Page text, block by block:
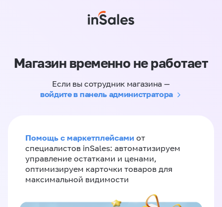
Магазин временно не работает
Если вы сотрудник магазина —
войдите в панель администратора
Помощь с маркетплейсами от
специалистов inSales: автоматизируем
управление остатками и ценами,
оптимизируем карточки товаров для
максимальной видимости